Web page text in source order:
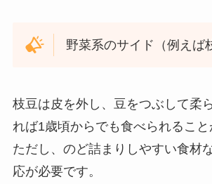
野菜系のサイド（例えば
枝豆は皮を外し、豆をつぶして柔
れば1歳頃からでも食べられること
ただし、のど詰まりしやすい食材
応が必要です。